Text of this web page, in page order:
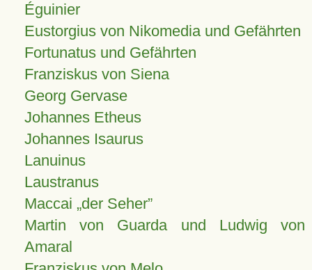
Éguinier
Eustorgius von Nikomedia und Gefährten
Fortunatus und Gefährten
Franziskus von Siena
Georg Gervase
Johannes Etheus
Johannes Isaurus
Lanuinus
Laustranus
Maccai „der Seher”
Martin von Guarda und Ludwig von
Amaral